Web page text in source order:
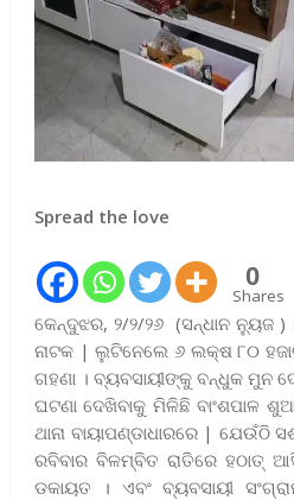
Spread the love
0
Shares
କେନ୍ଦୁଝର, ୨/୨/୨୬ (ସନ୍ଧାନ ନ୍ୟୁଜ
ନାଟକ | ଲୁଟିନେଲେ ୬ ଲକ୍ଷ ୮୦
ଗହଣା । ବ୍ୟବସାୟୀଙ୍କୁ ବନ୍ଧୁକ
ଘଟଣା ଦେଖିବାକୁ ମିଳିଛି ବାଂଶପାଳ
ଥାନା ବାୟାପଣ୍ଡାଧାରରେ |
ରବିବାର ବିଳମ୍ବିତ ରାତିରେ ହଠାତ୍
ଡକାୟତ । ଏବଂ ବ୍ୟବସାୟୀ